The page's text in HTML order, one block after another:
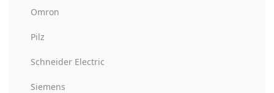
Omron
Pilz
Schneider Electric
Siemens